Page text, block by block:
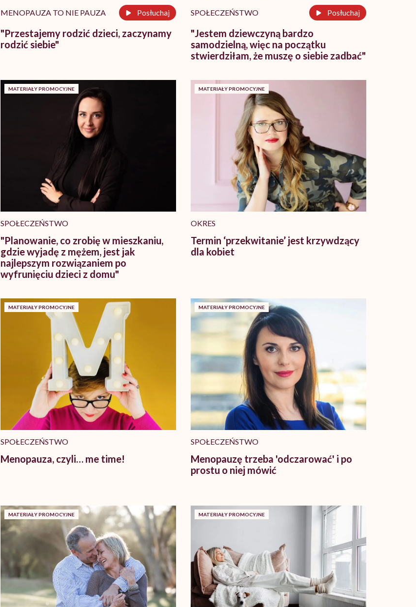
MENOPAUZA TO NIE PAUZA Posłuchaj
"Przestajemy rodzić dzieci, zaczynamy
rodzić siebie"
SPOŁECZEŃSTWO Posłuchaj
"Jestem dziewczyną bardzo
samodzielną, więc na początku
stwierdziłam, że muszę o siebie zadbać"
MATERIAŁY PROMOCYJNE
SPOŁECZEŃSTWO
"Planowanie, co zrobię w mieszkaniu,
gdzie wyjadę z mężem, jest jak
najlepszym rozwiązaniem po
wyfrunięciu dzieci z domu"
MATERIAŁY PROMOCYJNE
OKRES
Termin ‘przekwitanie’ jest krzywdzący
dla kobiet
MATERIAŁY PROMOCYJNE
SPOŁECZEŃSTWO
Menopauza, czyli… me time!
MATERIAŁY PROMOCYJNE
SPOŁECZEŃSTWO
Menopauzę trzeba 'odczarować' i po
prostu o niej mówić
MATERIAŁY PROMOCYJNE MATERIAŁY PROMOCYJNE